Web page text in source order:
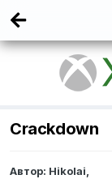
Crackdown
Автор: Hikolai,